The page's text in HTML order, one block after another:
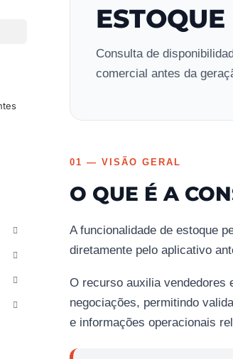
ESTOQUE
Consulta de
comercial antes da
01 — VISÃO GERAL
O QUE É A
A funcionalidade de estoque
diretamente pelo aplicativo
O recurso auxilia vendedores
negociações, permitindo
e informações operacionais